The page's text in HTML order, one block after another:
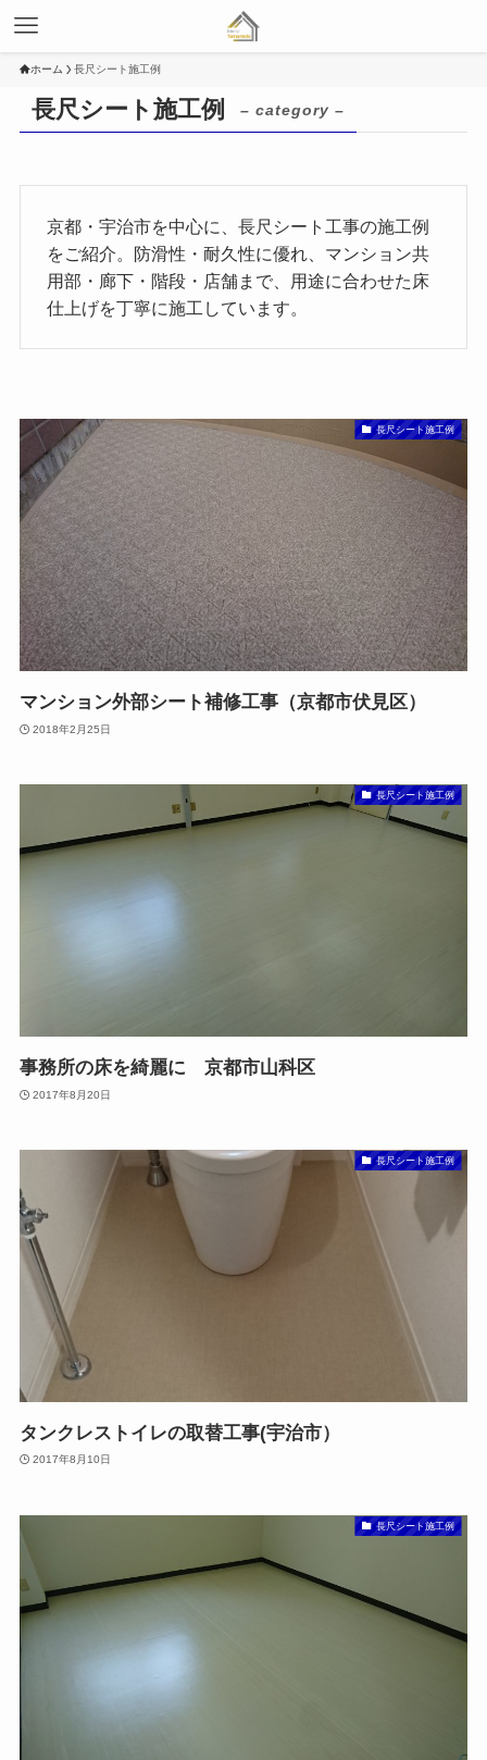
ホーム 長尺シート施工例
長尺シート施工例 – category –
京都・宇治市を中心に、長尺シート工事の施工例
をご紹介。防滑性・耐久性に優れ、マンション共
用部・廊下・階段・店舗まで、用途に合わせた床
仕上げを丁寧に施工しています。
長尺シート施工例
マンション外部シート補修工事（京都市伏見区）
2018年2月25日
長尺シート施工例
事務所の床を綺麗に 京都市山科区
2017年8月20日
長尺シート施工例
タンクレストイレの取替工事(宇治市）
2017年8月10日
長尺シート施工例